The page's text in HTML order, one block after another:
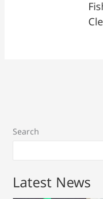
Search
Latest News